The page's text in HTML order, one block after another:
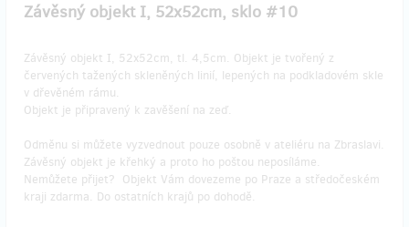
Závěsný objekt I, 52x52cm, sklo #10
Závěsný objekt I, 52x52cm, tl. 4,5cm. Objekt je tvořený z
červených tažených skleněných linií, lepených na podkladovém skle
v dřevěném rámu.
Objekt je připravený k zavěšení na zeď.
Odměnu si můžete vyzvednout pouze osobně v ateliéru na Zbraslavi.
Závěsný objekt je křehký a proto ho poštou neposíláme.
Nemůžete přijet? Objekt Vám dovezeme po Praze a středočeském
kraji zdarma. Do ostatních krajů po dohodě.